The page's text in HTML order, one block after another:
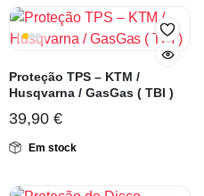
Proteção TPS – KTM /
Husqvarna / GasGas ( TBI )
39,90 €
Em stock